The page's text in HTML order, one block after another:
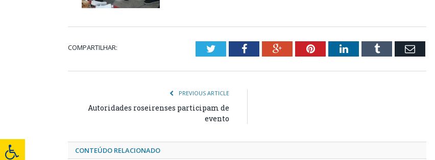
COMPARTILHAR: TwitterFacebookGoogle+PinterestLinkedInTumblr Email
PREVIOUS ARTICLE
Autoridades roseirenses participam de
evento
CONTEÚDO RELACIONADO